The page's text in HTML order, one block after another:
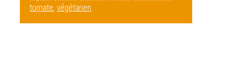
tomate, végétarien